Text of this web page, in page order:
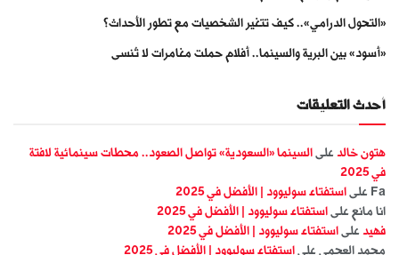
«التحول الدرامي».. كيف تتغير الشخصيات مع تطور الأحداث؟
«أسود» بين البرية والسينما.. أفلام حملت مغامرات لا تُنسى
أحدث التعليقات
هتون خالد على السينما «السعودية» تواصل الصعود.. محطات سينمائية لافتة
في 2025
Fa على استفتاء سوليوود | الأفضل في 2025
انا مانع على استفتاء سوليوود | الأفضل في 2025
فهيد على استفتاء سوليوود | الأفضل في 2025
محمد العجمي على استفتاء سوليوود | الأفضل في 2025